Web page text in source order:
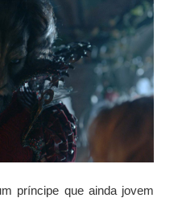
príncipe que ainda jovem